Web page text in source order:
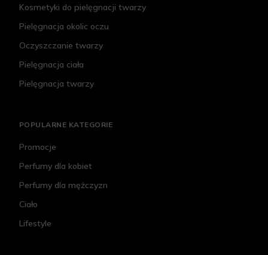
Kosmetyki do pielęgnacji twarzy
Pielęgnacja okolic oczu
Oczyszczanie twarzy
Pielęgnacja ciała
Pielęgnacja twarzy
POPULARNE KATEGORIE
Promocje
Perfumy dla kobiet
Perfumy dla mężczyzn
Ciało
Lifestyle